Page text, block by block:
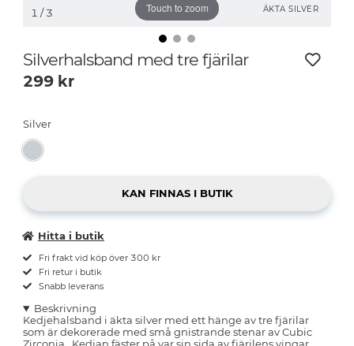
ÄKTA SILVER
Touch to zoom
1 / 3
Silverhalsband med tre fjärilar
299 kr
Silver
Hitta i butik
Fri frakt vid köp över 300 kr
Fri retur i butik
Snabb leverans
Beskrivning
Kedjehalsband i äkta silver med ett hänge av tre fjärilar
som är dekorerade med små gnistrande stenar av Cubic